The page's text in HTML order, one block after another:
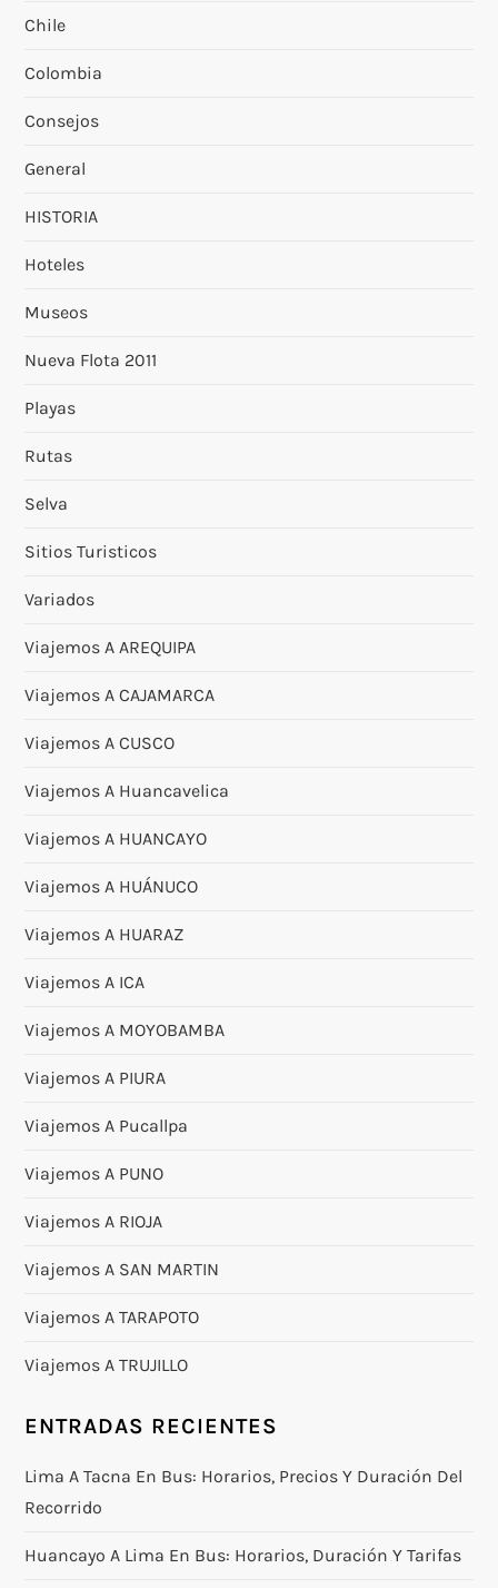
Chile
Colombia
Consejos
General
HISTORIA
Hoteles
Museos
Nueva Flota 2011
Playas
Rutas
Selva
Sitios Turisticos
Variados
Viajemos A AREQUIPA
Viajemos A CAJAMARCA
Viajemos A CUSCO
Viajemos A Huancavelica
Viajemos A HUANCAYO
Viajemos A HUÁNUCO
Viajemos A HUARAZ
Viajemos A ICA
Viajemos A MOYOBAMBA
Viajemos A PIURA
Viajemos A Pucallpa
Viajemos A PUNO
Viajemos A RIOJA
Viajemos A SAN MARTIN
Viajemos A TARAPOTO
Viajemos A TRUJILLO
ENTRADAS RECIENTES
Lima A Tacna En Bus: Horarios, Precios Y Duración Del
Recorrido
Huancayo A Lima En Bus: Horarios, Duración Y Tarifas